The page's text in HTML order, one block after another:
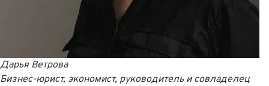
Дарья Ветрова
Бизнес-юрист, экономист, руководитель и совладелец